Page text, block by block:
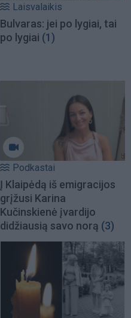
Laisvalaikis
Bulvaras: jei po lygiai, tai
po lygiai (1)
Podkastai
Į Klaipėdą iš emigracijos
grįžusi Karina
Kučinskienė įvardijo
didžiausią savo norą (3)